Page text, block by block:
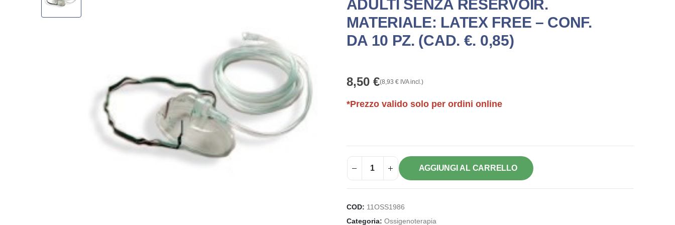
ADULTI SENZA RESERVOIR.
MATERIALE: LATEX FREE – CONF.
DA 10 PZ. (CAD. €. 0,85)
8,50 €(8,93 €IVA incl.)
*Prezzo valido solo per ordini online
AGGIUNGI AL CARRELLO
COD: 11OSS1986
Categoria: Ossigenoterapia